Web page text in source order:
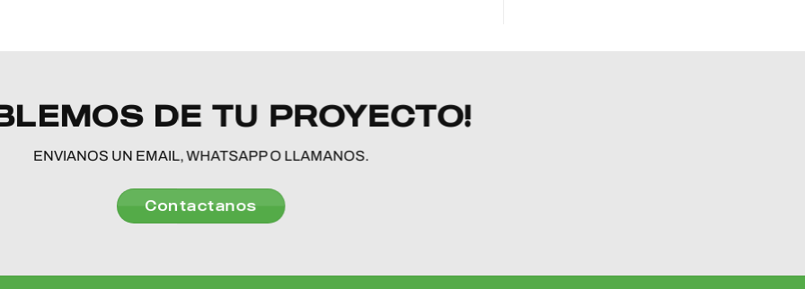
DE TU PROYECTO!
ENVIANOS UN EMAIL, WHATSAPP O LLAMANOS.
Contactanos